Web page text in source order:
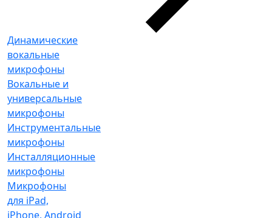
Динамические
вокальные
микрофоны
Вокальные и
универсальные
микрофоны
Инструментальные
микрофоны
Инсталляционные
микрофоны
Микрофоны
для iPad,
iPhone, Android